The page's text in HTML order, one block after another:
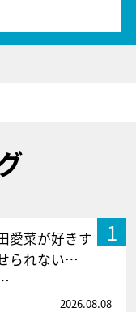
1
愛菜が好きす
られない…
2026.08.08